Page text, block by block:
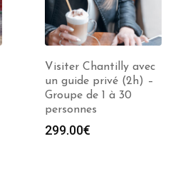
Visite de Dunkerque
avec un guide privé (1
à 10h) – Groupe
jusqu’à 30 personnes
279.00€